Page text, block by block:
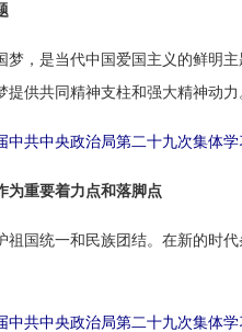
是当代中国爱国主义的鲜明主
提供共同精神支柱和强大精神动力
共中央政治局第二十九次集体
为重要着力点和落脚点
统一和民族团结。在新的时代
共中央政治局第二十九次集体